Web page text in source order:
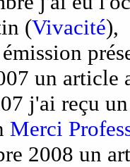
(Vivacité),
un article
j'ai reçu
Merci
2008 un